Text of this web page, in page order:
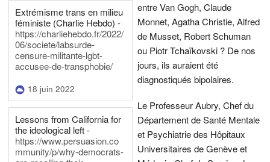
Extrémisme trans en milieu
féministe (Charlie Hebdo) -
https://charliehebdo.fr/2022/
06/societe/labsurde-
censure-militante-lgbt-
accusee-de-transphobie/
18 juin 2022
Lessons from California for
the ideological left -
https://www.persuasion.co
mmunity/p/why-democrats-
entre Van Gogh, Claude
Monnet, Agatha Christie, Alfred
de Musset, Robert Schuman
ou Piotr Tchaïkovski ? De nos
jours, ils auraient été
diagnostiqués bipolaires.
Le Professeur Aubry, Chef du
Département de Santé Mentale
et Psychiatrie des Hôpitaux
Universitaires de Genève et